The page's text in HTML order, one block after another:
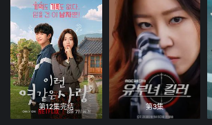
第12集完结 第3集